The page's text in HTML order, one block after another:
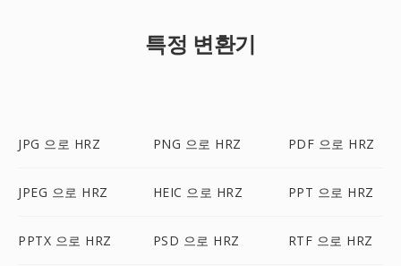
특정 변환기
JPG 으로 HRZ PNG 으로 HRZ PDF 으로 HRZ
JPEG 으로 HRZ HEIC 으로 HRZ PPT 으로 HRZ
PPTX 으로 HRZ PSD 으로 HRZ RTF 으로 HRZ